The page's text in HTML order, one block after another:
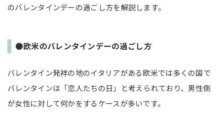
のバレンタインデーの過ごし方を解説します。
●欧米のバレンタインデーの過ごし方
バレンタイン発祥の地のイタリアがある欧米では多くの国で
バレンタインは「恋人たちの日」と考えられており、男性側
が女性に対して何かをするケースが多いです。